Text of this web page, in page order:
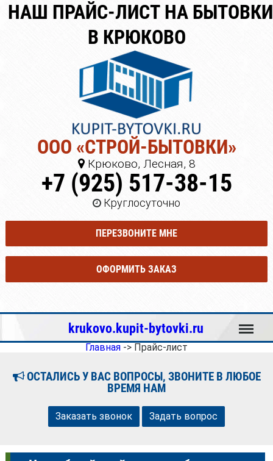
НАШ ПРАЙС-ЛИСТ НА БЫТОВКИ
В КРЮКОВО
ООО «СТРОЙ-БЫТОВКИ»
Крюково, Лесная, 8
+7 (925) 517-38-15
Круглосуточно
ПЕРЕЗВОНИТЕ МНЕ
ОФОРМИТЬ ЗАКАЗ
krukovo.kupit-bytovki.ru Меню
Главная -> Прайс-лист
ОСТАЛИСЬ У ВАС ВОПРОСЫ, ЗВОНИТЕ В ЛЮБОЕ
ВРЕМЯ НАМ
Заказать звонок Задать вопрос